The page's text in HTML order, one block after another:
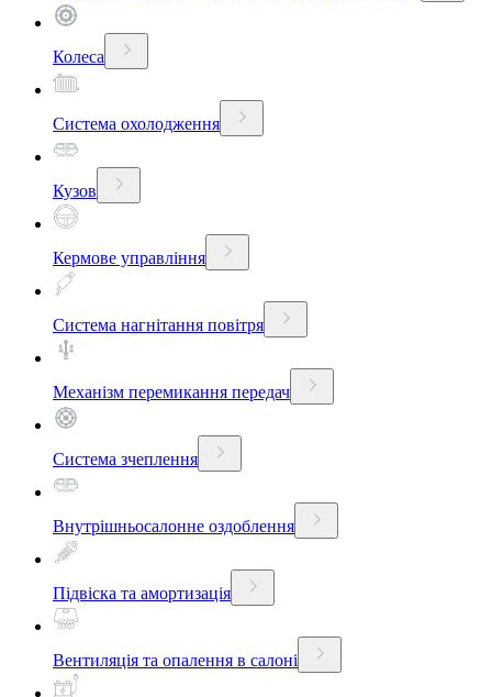
Колеса
Система охолодження
Кузов
Кермове управління
Система нагнітання повітря
Механізм перемикання передач
Система зчеплення
Внутрішньосалонне оздоблення
Підвіска та амортизація
Вентиляція та опалення в салоні